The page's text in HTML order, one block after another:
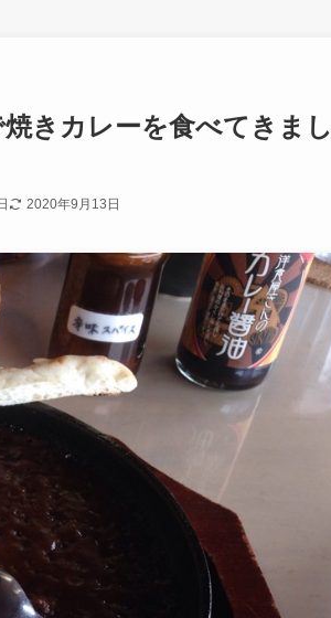
きカレーを食べてきまし
2020年9月13日